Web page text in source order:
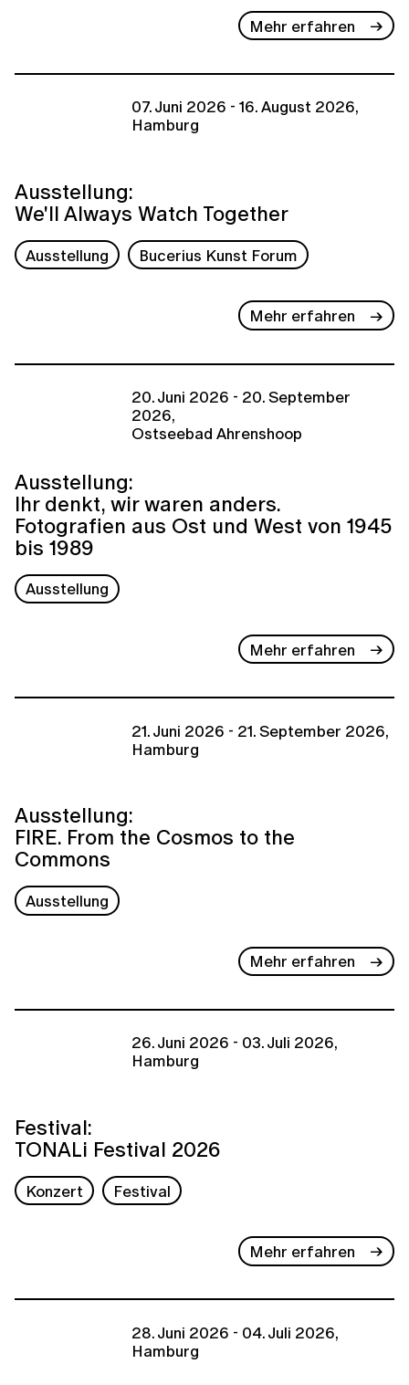
Mehr erfahren
07. Juni 2026 - 16. August 2026,
Hamburg
Ausstellung:
We'll Always Watch Together
Ausstellung Bucerius Kunst Forum
Mehr erfahren
20. Juni 2026 - 20. September
2026,
Ostseebad Ahrenshoop
Ausstellung:
Ihr denkt, wir waren anders.
Fotografien aus Ost und West von 1945
bis 1989
Ausstellung
Mehr erfahren
21. Juni 2026 - 21. September 2026,
Hamburg
Ausstellung:
FIRE. From the Cosmos to the
Commons
Ausstellung
Mehr erfahren
26. Juni 2026 - 03. Juli 2026,
Hamburg
Festival:
TONALi Festival 2026
Konzert Festival
Mehr erfahren
28. Juni 2026 - 04. Juli 2026,
Hamburg